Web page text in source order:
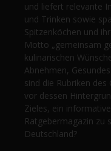
und liefert relevante
und Trinken sowie
Spitzenköchen und
Motto „gemeinsam
kulinarischen
Abnehmen,
sind die Rubriken des
vor dessen
Zieles, ein
Ratgebermagazin zu
Deutschland?